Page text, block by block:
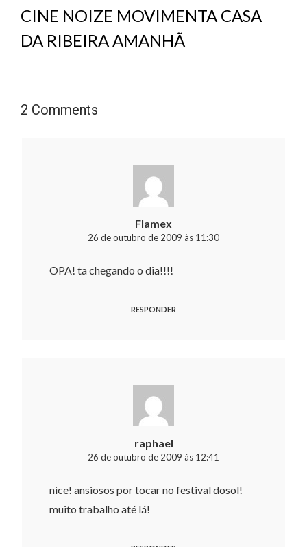
CINE NOIZE MOVIMENTA CASA
DA RIBEIRA AMANHÃ
2 Comments
Flamex
26 de outubro de 2009 às 11:30
OPA! ta chegando o dia!!!!
RESPONDER
raphael
26 de outubro de 2009 às 12:41
nice! ansiosos por tocar no festival dosol!
muito trabalho até lá!